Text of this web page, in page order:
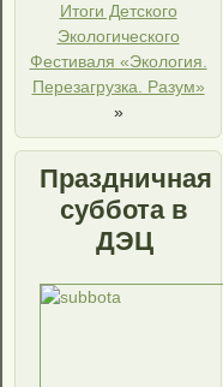
Итоги Детского
Экологического
Фестиваля «Экология.
Перезагрузка. Разум»
»
Праздничная
суббота в
ДЭЦ